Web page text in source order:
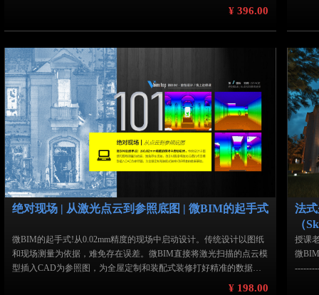
中直接抽取平面图，帮助你实现零误差设计，即使不跑工地，也能确
保设计的每个细节都能精准落地。
【BIM翻模部分】选用与AutoCAD完全兼容的BIM软件，同时，建模
的方式也与SketchUp类似的直接3D建模法。对于一直使用2D CAD制
图的用户，通过本课程可以快速、且轻松的实现从2D制图到BIM建
模的转变。本课把BricsCAD BIM建模工具的实操方法，融入一个完
整的公共建筑模型（教学楼）的教学中，为了适应AutoCAD用户的
习惯，简化了BIM模型的细节深度，但强化了2D CAD制图方式向3D
BIM建模方式的转变，同时，让学习者了解BIM分类是如何作用于3
D模型，使之变成符合国际通用标准（IFC）的建筑信息模型的。
¥ 396.00
多具
志》
计、
问导
委会
青年
实施
力支
绝对现场 | 从激光点云到参照底图 | 微BIM的起手式
微BIM的起手式!从0.02mm精度的现场中启动设计。传统设计以图纸
和现场测量为依据，难免存在误差。微BIM直接将激光扫描的点云模
型插入CAD为参照图，为全屋定制和装配式装修打好精准的数据基
础。本课揭秘:如何从点云数据中抽取楼层平面图测量误差太大，施
¥ 198.00
法
（
授课
微